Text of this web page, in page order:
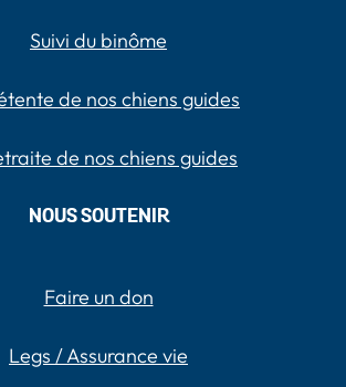
Suivi du binôme
de nos chiens guides
de nos chiens guides
NOUS SOUTENIR
Faire un don
Legs / Assurance vie